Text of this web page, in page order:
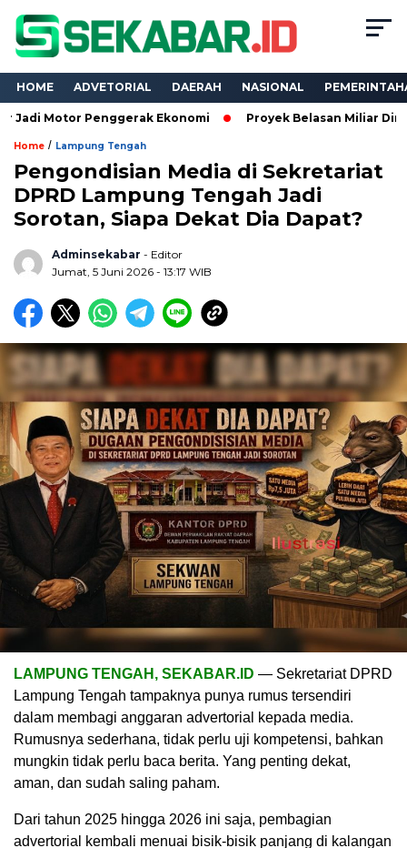
HOME ADVETORIAL DAERAH NASIONAL
Penggerak Ekonomi Proyek Belasan Miliar Dinas PKPCK
Home / Lampung Tengah
Pengondisian Media di Sekretariat
DPRD Lampung Tengah Jadi
Sorotan, Siapa Dekat Dia Dapat?
Adminsekabar - Editor
Jumat, 5 Juni 2026 - 13:17 WIB
LAMPUNG TENGAH, SEKABAR.ID — Sekretariat DPRD
Lampung Tengah tampaknya punya rumus tersendiri
dalam membagi anggaran advertorial kepada media.
Rumusnya sederhana, tidak perlu uji kompetensi, bahkan
mungkin tidak perlu baca berita. Yang penting dekat,
aman, dan sudah saling paham.
Dari tahun 2025 hingga 2026 ini saja, pembagian
advertorial kembali menuai bisik-bisik panjang di kalangan